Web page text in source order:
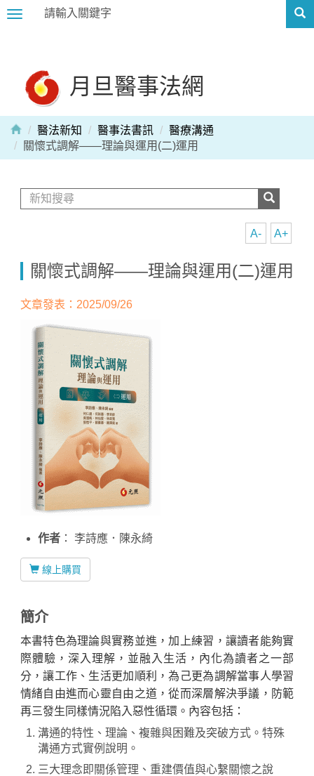
Toggle
月旦醫事法網
Home
醫法新知 醫事法書訊
醫療溝通
關懷式調解——理論與運用(二)運用
A+
A-
關懷式調解——理論與運用(二)運用
文章發表：2025/09/26
作者： 李詩應．陳永綺
線上購買
簡介
本書特色為理論與實務並進，加上練習，讓讀者能夠實
際體驗，深入理解，並融入生活，內化為讀者之一部
分，讓工作、生活更加順利，為己更為調解當事人學習
情緒自由進而心靈自由之道，從而深層解決爭議，防範
再三發生同樣情況陷入惡性循環。內容包括：
溝通的特性、理論、複雜與困難及突破方式。特殊
溝通方式實例說明。
三大理念即關係管理、重建價值與心繫關懷之說